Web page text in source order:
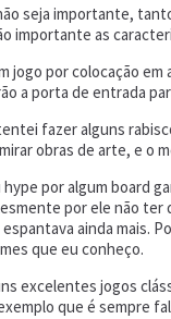
seja importante,
importante as
jogo por colocação
a porta de entrada
fazer alguns
obras de arte, e o
por algum board
por ele não
ainda mais.
que eu conheço.
excelentes jogos
que é sempre